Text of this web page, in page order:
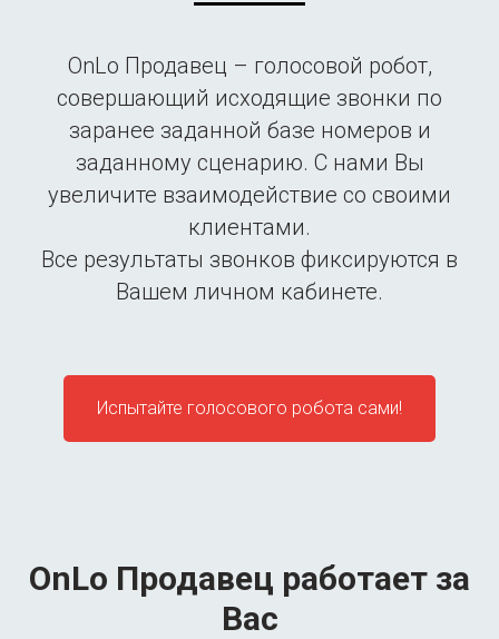
OnLo Продавец – голосовой робот,
совершающий исходящие звонки по
заранее заданной базе номеров и
заданному сценарию. С нами Вы
увеличите взаимодействие со своими
клиентами.
Все результаты звонков фиксируются в
Вашем личном кабинете.
Испытайте голосового робота сами!
OnLo Продавец работает за
Вас